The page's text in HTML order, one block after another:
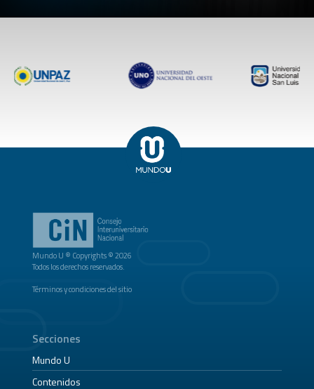
Mundo U ® Copyrights © 2026
Todos los derechos reservados.
Términos y condiciones del sitio
Secciones
Mundo U
Contenidos